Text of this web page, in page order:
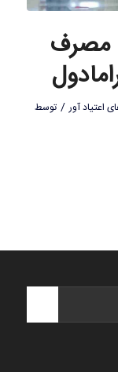
مصرف
اعتیاد آور / توسط